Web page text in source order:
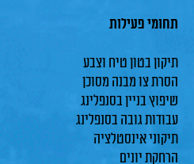
תחומי פעילות
תיקון בטון טיח וצבע
הסרת צו מבנה מסוכן
שיפוץ בניין בסנפלינג
עבודות גובה בסנפלינג
תיקוני אינסטלציה
הרחקת יונים